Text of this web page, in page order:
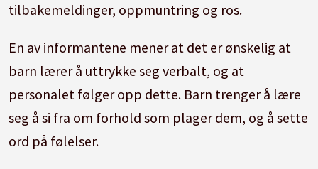
tilbakemeldinger, oppmuntring og ros.
En av informantene mener at det er ønskelig at
barn lærer å uttrykke seg verbalt, og at
personalet følger opp dette. Barn trenger å lære
seg å si fra om forhold som plager dem, og å sette
ord på følelser.